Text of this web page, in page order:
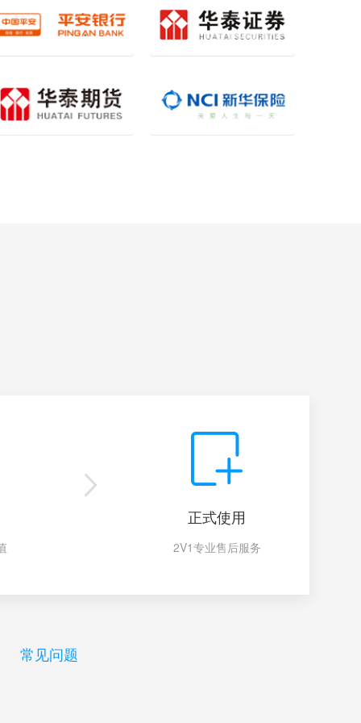
正式使用
2V1专业售后服务
常见问题